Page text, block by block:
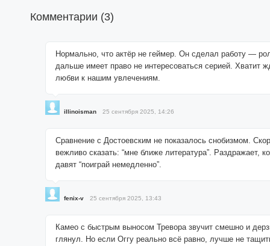
Комментарии (3)
Нормально, что актёр не геймер. Он сделал работу —
дальше имеет право не интересоваться серией. Хватит
любви к нашим увлечениям.
illinoisman 25 сентября 2025, 14:26
Сравнение с Достоевским не показалось снобизмом.
вежливо сказать: “мне ближе литература”. Раздражает,
давят “поиграй немедленно”.
fenix-v 25 сентября 2025, 13:43
Камео с быстрым выносом Тревора звучит смешно и
глянул. Но если Оггу реально всё равно, лучше не